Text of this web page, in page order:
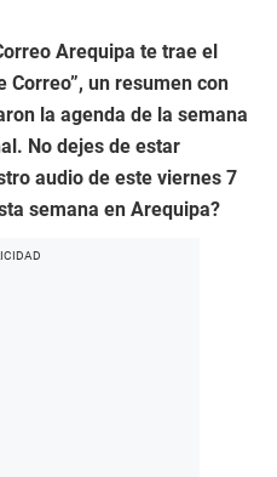
Arequipa te trae el
Correo”, un resumen con
la agenda de la semana
No dejes de estar
audio de este viernes 7
semana en Arequipa?